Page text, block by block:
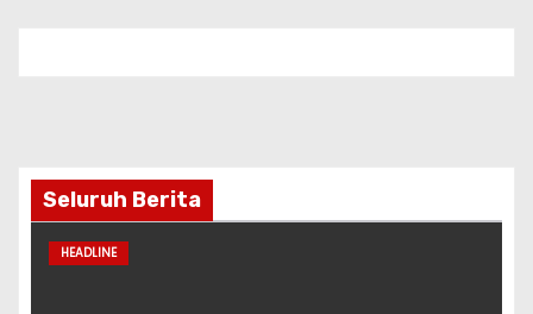
Seluruh Berita
HEADLINE